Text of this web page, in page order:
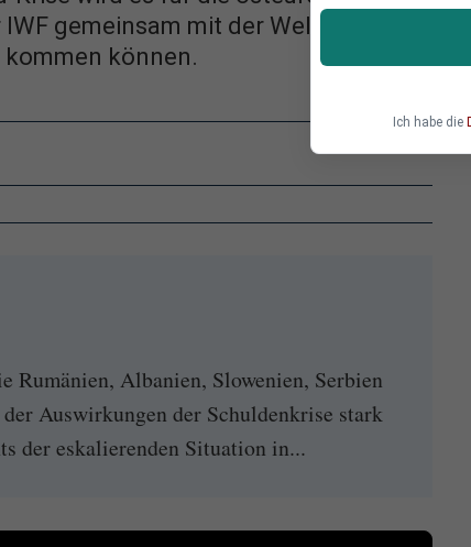
gemeinsam mit der Weltbank ein
können.
Rumänien, Albanien, Slowenien, Serbien
Auswirkungen der Schuldenkrise stark
der eskalierenden Situation in...
Ich habe die